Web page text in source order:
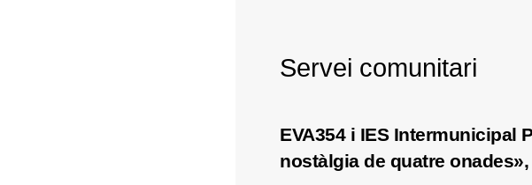
Servei comunitari
EVA354 i IES Intermunicipal
nostàlgia de quatre